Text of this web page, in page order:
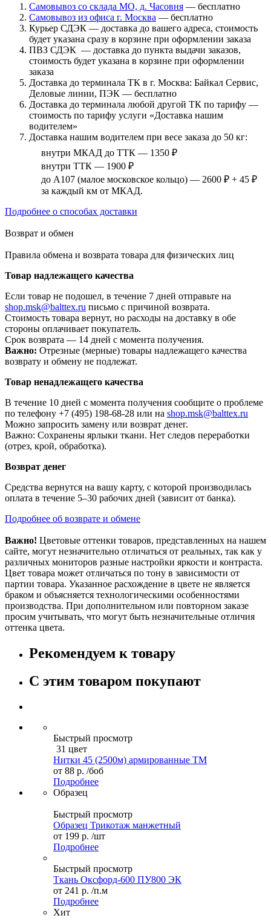
Самовывоз со склада МО, д. Часовня — бесплатно
Самовывоз из офиса г. Москва — бесплатно
Курьер СДЭК — доставка до вашего адреса, стоимость
будет указана сразу в корзине при оформлении заказа
ПВЗ СДЭК — доставка до пункта выдачи заказов,
стоимость будет указана в корзине при оформлении
заказа
Доставка до терминала ТК в г. Москва: Байкал Сервис,
Деловые линии, ПЭК — бесплатно
Доставка до терминала любой другой ТК по тарифу —
стоимость по тарифу услуги «Доставка нашим
водителем»
Доставка нашим водителем при весе заказа до 50 кг:
внутри МКАД до ТТК — 1350 ₽
внутри ТТК — 1900 ₽
до А107 (малое московское кольцо) — 2600 ₽ + 45 ₽
за каждый км от МКАД.
Подробнее о способах доставки
Возврат и обмен
Правила обмена и возврата товара для физических лиц
Товар надлежащего качества
Если товар не подошел, в течение 7 дней отправьте на
shop.msk@balttex.ru письмо с причиной возврата.
Стоимость товара вернут, но расходы на доставку в обе
стороны оплачивает покупатель.
Срок возврата — 14 дней с момента получения.
Важно: Отрезные (мерные) товары надлежащего качества
возврату и обмену не подлежат.
Товар ненадлежащего качества
В течение 10 дней с момента получения сообщите о проблеме
по телефону +7 (495) 198-68-28 или на shop.msk@balttex.ru
Можно запросить замену или возврат денег.
Важно: Сохранены ярлыки ткани. Нет следов переработки
(отрез, крой, обработка).
Возврат денег
Средства вернутся на вашу карту, с которой производилась
оплата в течение 5–30 рабочих дней (зависит от банка).
Подробнее об возврате и обмене
Важно! Цветовые оттенки товаров, представленных на нашем
сайте, могут незначительно отличаться от реальных, так как у
различных мониторов разные настройки яркости и контраста.
Цвет товара может отличаться по тону в зависимости от
партии товара. Указанное расхождение в цвете не является
браком и объясняется технологическими особенностями
производства. При дополнительном или повторном заказе
просим учитывать, что могут быть незначительные отличия
оттенка цвета.
Рекомендуем к товару
С этим товаром покупают
Быстрый просмотр
31 цвет
Нитки 45 (2500м) армированные ТМ
от 88 р. /боб
Подробнее
Образец
Быстрый просмотр
Образец Трикотаж манжетный
от 199 р. /шт
Подробнее
Быстрый просмотр
Ткань Оксфорд-600 ПУ800 ЭК
от 241 р. /п.м
Подробнее
Хит